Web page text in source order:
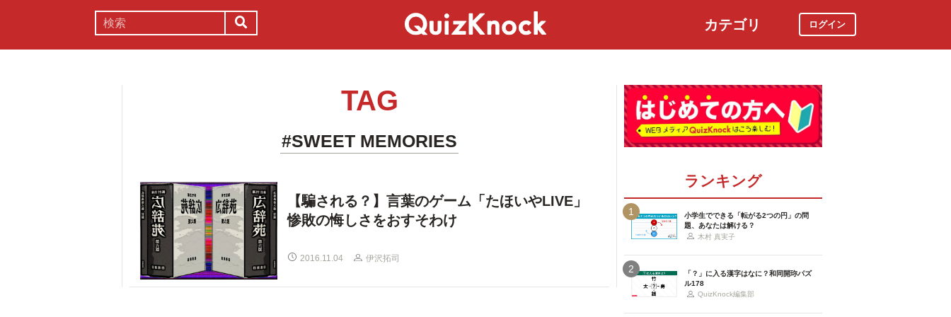
カテゴリ ログイン
TAG
#SWEET MEMORIES
【騙される？】言葉のゲーム「たほいやLIVE」
惨敗の悔しさをおすそわけ
2016.11.04 伊沢拓司
ランキング
1
小学生でできる「転がる2つの円」の問
題、あなたは解ける？
木村 真実子
2
「？」に入る漢字はなに？和同開珎パズ
ル178
QuizKnock編集部